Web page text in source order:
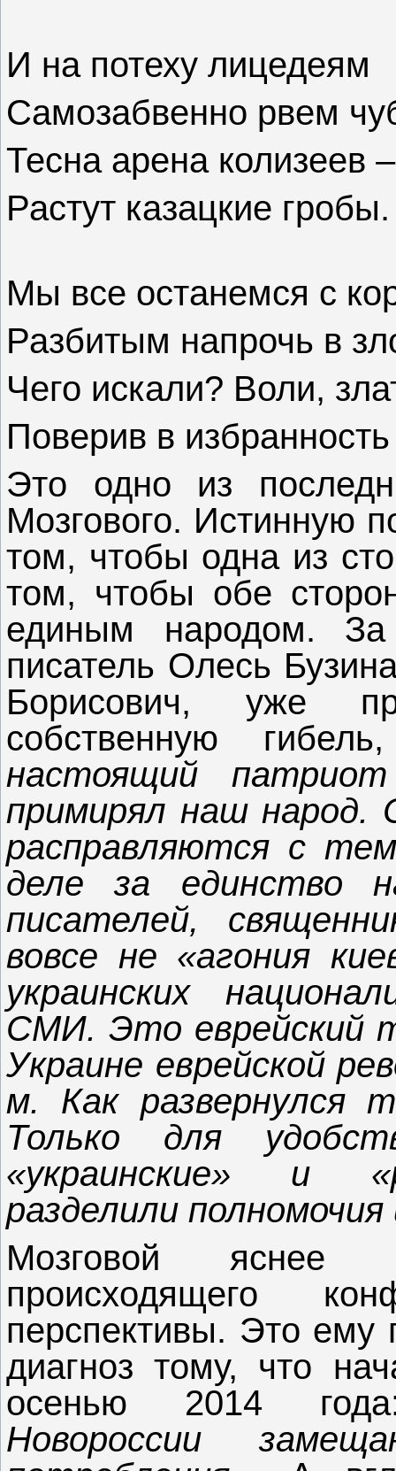
И на потеху лицедеям
Самозабвенно рвем
Тесна арена колизеев –
Растут казацкие гробы.
Мы все останемся с
Разбитым напрочь в
Чего искали? Воли,
Поверив в
Это одно из
Мозгового. Истинную
том, чтобы одна из
том, чтобы обе
единым народом.
писатель Олесь
Борисович, уже
собственную
настоящий
примирял наш
расправляются с
деле за единство
писателей,
вовсе не «агония
украинских
СМИ. Это еврейский
Украине еврейской
м. Как развернулся
Только для
«украинские» и
разделили
Мозговой яснее
происходящего
перспективы. Это ему
диагноз тому, что
осенью 2014
Новороссии